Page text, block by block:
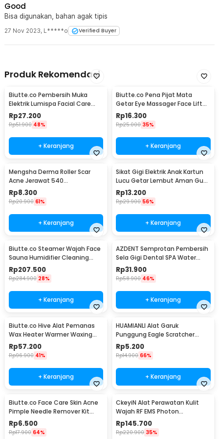
Good
Bisa digunakan, bahan agak tipis
27 Nov 2023, L*****o Verified Buyer
Produk Rekomendasi
Biutte.co Pembersih Muka
Elektrik Lumispa Facial Care
5in1 - JBM-8782
Rp27.200
Rp51.900 48%
+ Keranjang
Biutte.co Pena Pijat Mata
Getar Eye Massager Face Lift
Portable 0.5W - Mini 208
Rp16.300
Rp25.000 35%
+ Keranjang
Mengsha Derma Roller Scar
Acne Jerawat 540
Microneedles 1.0mm - DRS100
Rp8.300
Rp20.900 61%
+ Keranjang
Sikat Gigi Elektrik Anak Kartun
Lucu Getar Lembut Aman Gusi
Baterai AA - H417
Rp13.200
Rp29.900 56%
+ Keranjang
Biutte.co Steamer Wajah Face
Sauna Humidifier Cleaning
Pore Nano Spray - K33C
Rp207.500
Rp284.900 28%
+ Keranjang
AZDENT Semprotan Pembersih
Sela Gigi Dental SPA Water
Floss - SP-001
Rp31.900
Rp58.900 46%
+ Keranjang
Biutte.co Hive Alat Pemanas
Wax Heater Warmer Waxing
Pro-Wax 100 - JG-117
Rp57.200
Rp96.900 41%
+ Keranjang
HUAMIANLI Alat Garuk
Punggung Eagle Scratcher
Stainless Steel - B01ER
Rp5.200
Rp14.900 66%
+ Keranjang
Biutte.co Face Care Skin Acne
Pimple Needle Remover Kit
4PCS - AS1
Rp6.500
Rp17.900 64%
CkeyiN Alat Perawatan Kulit
Wajah RF EMS Photon
Rejuvenation - 9902
Rp145.700
Rp220.900 35%